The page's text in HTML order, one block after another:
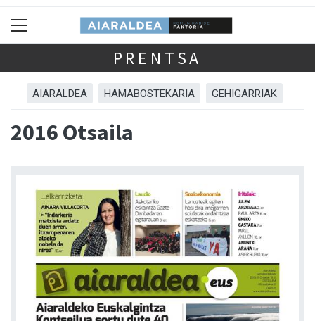
PRENTSA
AIARALDEA HAMABOSTEKARIA GEHIGARRIAK
2016 Otsaila